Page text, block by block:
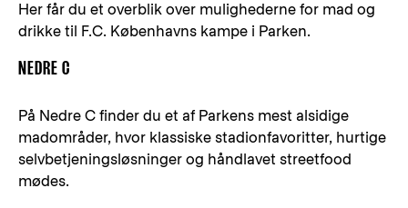
Her får du et overblik over mulighederne for mad og
drikke til F.C. Københavns kampe i Parken.
NEDRE C
På Nedre C finder du et af Parkens mest alsidige
madområder, hvor klassiske stadionfavoritter, hurtige
selvbetjeningsløsninger og håndlavet streetfood
mødes.